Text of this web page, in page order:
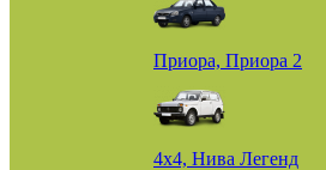
Приора, Приора 2
4х4, Нива Легенд